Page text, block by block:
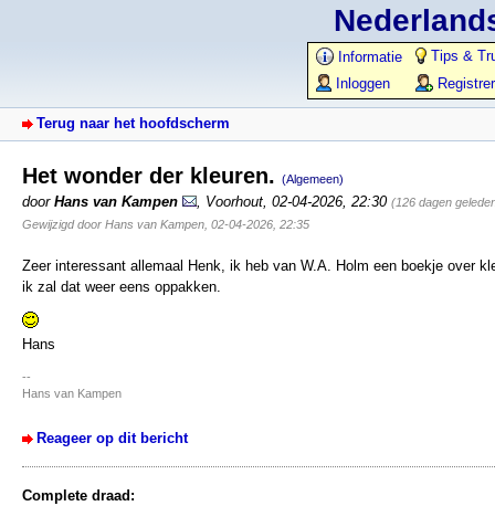
Informatie
Tips &
Inloggen
Terug naar het hoofdscherm
Het wonder der kleuren. (Algemeen)
door Hans van Kampen Voorhout 02-04-2026, 22:30 (126 dagen
Gewijzigd door Hans van Kampen, 02-04-2026, 22:35
Zeer interessant allemaal Henk, ik heb van W.A. Holm een boekje over
ik zal dat weer eens oppakken.
Hans
--
Hans van Kampen
Reageer op dit bericht
Complete draad: